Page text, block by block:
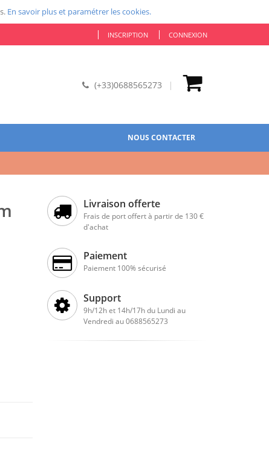
En savoir plus et paramétrer les cookies.
INSCRIPTION CONNEXION
(+33)0688565273
NOUS CONTACTER
Livraison offerte
Frais de port offert à partir de 130 €
d'achat
Paiement
Paiement 100% sécurisé
Support
9h/12h et 14h/17h du Lundi au
Vendredi au 0688565273